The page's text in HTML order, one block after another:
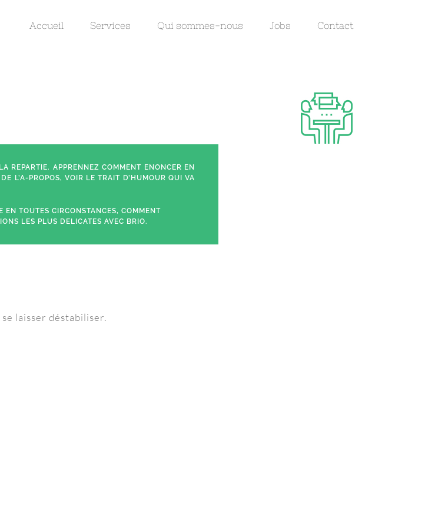
Accueil Services Qui sommes-nous Jobs Contact
REPARTIE. APPRENNEZ COMMENT ENONCER EN
L’A-PROPOS, VOIR LE TRAIT D’HUMOUR QUI VA
TOUTES CIRCONSTANCES, COMMENT
LES PLUS DELICATES AVEC BRIO.
laisser déstabiliser.